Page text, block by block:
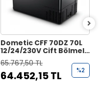
Dometic CFF 70DZ 70L
12/24/230V Çift Bölmeli
Kompresörlü
Taşınabilir Buzdolabı
65.767,50 TL
64.452,15 TL %2